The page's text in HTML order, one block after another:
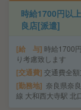
時給1700円以
良店[派遣]
給 与 時給1700
り考慮致します
交通費 交通費全額
勤務地
奈良県奈
線 大和西大寺駅 北